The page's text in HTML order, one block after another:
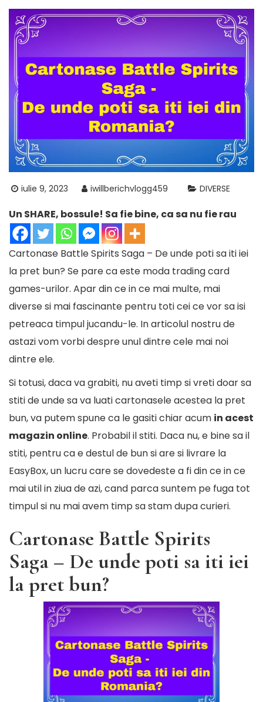
iulie 9, 2023 iwillberichvlogg459 DIVERSE
Un SHARE, bossule! Sa fie bine, ca sa nu fie rau
Cartonase Battle Spirits Saga – De unde poti sa iti iei
la pret bun? Se pare ca este moda trading card
games-urilor. Apar din ce in ce mai multe, mai
diverse si mai fascinante pentru toti cei ce vor sa isi
petreaca timpul jucandu-le. In articolul nostru de
astazi vom vorbi despre unul dintre cele mai noi
dintre ele.
Si totusi, daca va grabiti, nu aveti timp si vreti doar sa
stiti de unde sa va luati cartonasele acestea la pret
bun, va putem spune ca le gasiti chiar acum in acest
magazin online. Probabil il stiti. Daca nu, e bine sa il
stiti, pentru ca e destul de bun si are si livrare la
EasyBox, un lucru care se dovedeste a fi din ce in ce
mai util in ziua de azi, cand parca suntem pe fuga tot
timpul si nu mai avem timp sa stam dupa curieri.
Cartonase Battle Spirits
Saga – De unde poti sa iti iei
la pret bun?